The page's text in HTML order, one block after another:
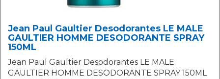
Jean Paul Gaultier Desodorantes LE MALE
GAULTIER HOMME DESODORANTE SPRAY
150ML
Jean Paul Gaultier Desodorantes LE MALE
GAULTIER HOMME DESODORANTE SPRAY 150ML